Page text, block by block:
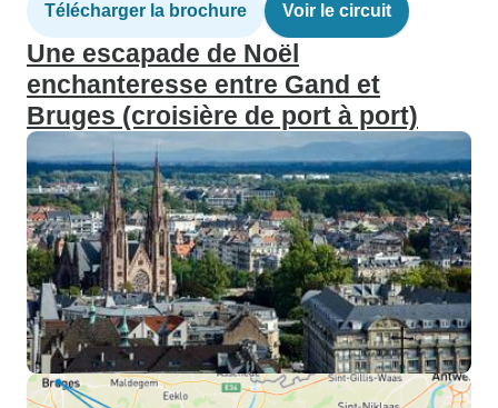
Télécharger la brochure Voir le circuit
Une escapade de Noël
enchanteresse entre Gand et
Bruges (croisière de port à port)